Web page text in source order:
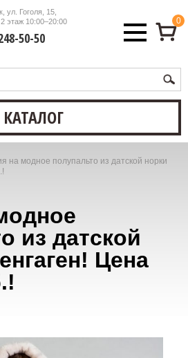
ул. Гоголя, 15,
2 этаж10:00–20:00
248-50-50
0
КАТАЛОГ
на модное полупальто из датской норки
из датской
Цена